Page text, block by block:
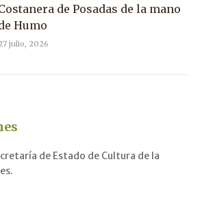
de Posadas de la mano
Humo
julio, 2026
de Estado de Cultura de la